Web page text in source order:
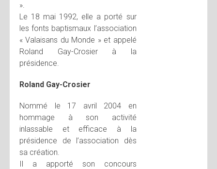
».
Le 18 mai 1992, elle a porté sur
les fonts baptismaux l’association
« Valaisans du Monde » et appelé
Roland Gay-Crosier à la
présidence.
Roland Gay-Crosier
Nommé le 17 avril 2004 en
hommage à son activité
inlassable et efficace à la
présidence de l’association dès
sa création.
Il a apporté son concours